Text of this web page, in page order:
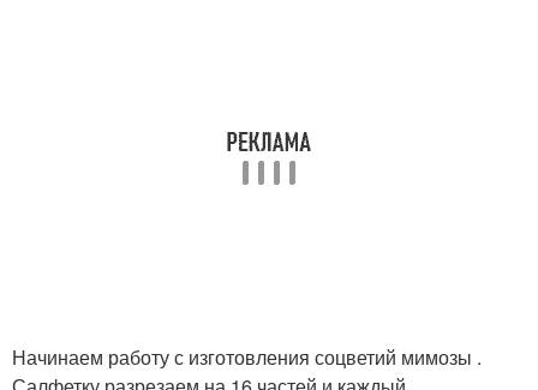
Начинаем работу с изготовления соцветий мимозы .